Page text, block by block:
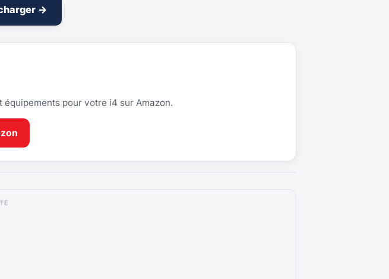
→
pour votre i4 sur Amazon.